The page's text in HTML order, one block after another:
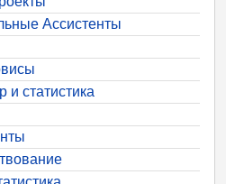
Ассистенты
статистика